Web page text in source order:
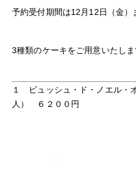
予約受付期間は12月12日（金）
3種類のケーキをご用意いたしま
１ ビュッシュ・ド・ノエル・
人） ６２００円